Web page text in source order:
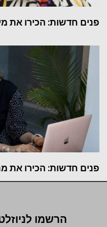
פנים חדשות: הכירו את
פנים חדשות: הכירו את
הרשמו